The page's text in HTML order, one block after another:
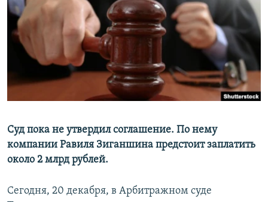
РАСПИСАНИЕ ВЕЩАНИЯ
ПОДПИШИТЕСЬ НА РАССЫЛКУ
СОЦИАЛЬНЫЕ СЕТИ
Все сайты РСЕ/РС
Суд пока не утвердил соглашение. По нему
компании Равиля Зиганшина предстоит заплатить
около 2 млрд рублей.
Сегодня, 20 декабря, в Арбитражном суде